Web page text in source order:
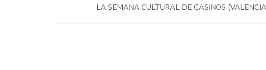
LA SEMANA CULTURAL DE CASINOS